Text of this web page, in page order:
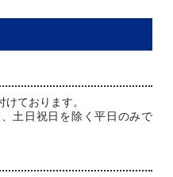
ております。
土日祝日を除く平日のみで